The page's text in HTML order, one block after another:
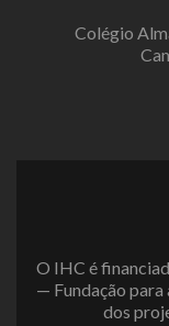
Colégio
O IHC é
— Fundação para
dos